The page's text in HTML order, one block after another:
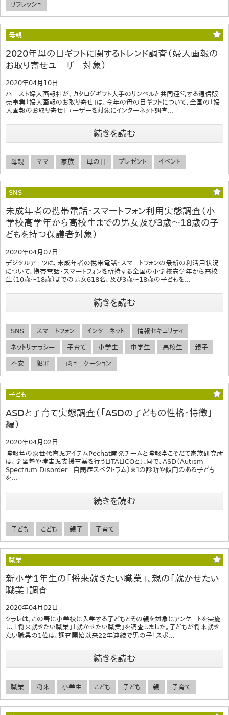
リフレッシュ
母親
2020年母の日ギフトに関するトレンド調査（婦人画報の
お取り寄せユーザー対象）
2020年04月10日
ハースト婦人画報社が、カタログギフト大手のリンベルと共同運営する通信販
売事業「婦人画報のお取り寄せ」は、今年の母の日ギフトについて、全国の「婦
人画報のお取り寄せ」ユーザーを対象にインターネット調査...
続きを読む
母親 ママ 家族 母の日 プレゼント イベント
SNS
未成年者の携帯電話・スマートフォン利用実態調査（小
学校高学年から高校生までの男女及び3歳～18歳の子
どもを持つ保護者対象）
2020年04月07日
デジタルアーツは、未成年者の携帯電話・スマートフォンの最新の利活用状況
について、携帯電話・スマートフォンを所持する全国の小学校高学年から高校
生（10歳～18歳）までの男女618名、及び3歳～18歳の子どもを...
続きを読む
SNS スマートフォン インターネット 情報セキュリティ
ネットリテラシー 子育て 小学生 中学生 高校生 親子
不安 犯罪 コミュニケーション
子ども
ASDと子育て実態調査（「ASDの子どもの性格・特徴」
編）
2020年04月02日
博報堂の次世代育児アイテムPechat開発チームと博報堂こそだて家族研究所
は、学習塾や障害児支援事業を行うLITALICOと共同で、ASD（Autism
Spectrum Disorder=自閉症スペクトラム）※１の診断や傾向のある子ども
を...
続きを読む
子ども こども 親子 子育て
職業
新小学1年生の「将来就きたい職業」、親の「就かせたい
職業」調査
2020年04月02日
クラレは、この春に小学校に入学する子どもとその親を対象にアンケートを実施
し、「将来就きたい職業」「就かせたい職業」を調査しました。子どもが将来就き
たい職業の1位は、調査開始以来22年連続で男の子「スポ...
続きを読む
職業 将来 小学生 こども 子ども 親 子育て